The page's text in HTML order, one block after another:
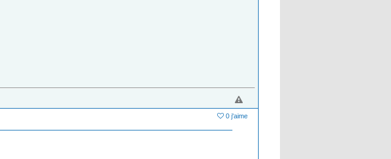
0 j'aime